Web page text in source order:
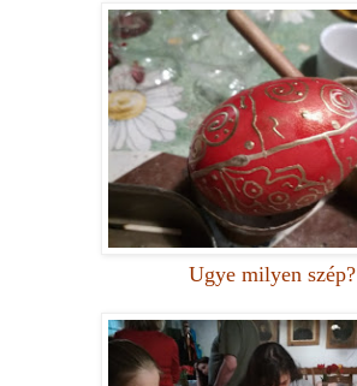
Ugye milyen szép?